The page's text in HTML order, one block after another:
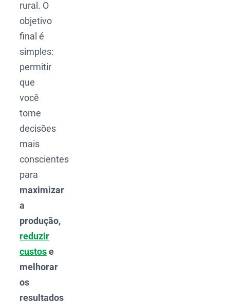
rural. O
objetivo
final é
simples:
permitir
que
você
tome
decisões
mais
conscientes
para
maximizar
a
produção,
reduzir
custos e
melhorar
os
resultados